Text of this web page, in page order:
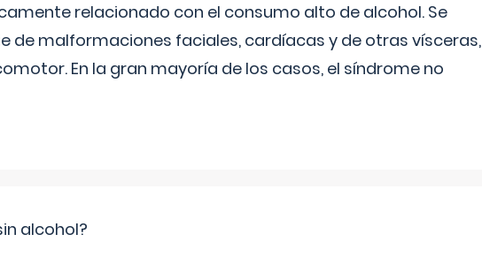
relacionado con el consumo alto de alcohol. Se
de malformaciones faciales, cardíacas y de otras vísceras,
En la gran mayoría de los casos, el síndrome no
alcohol?